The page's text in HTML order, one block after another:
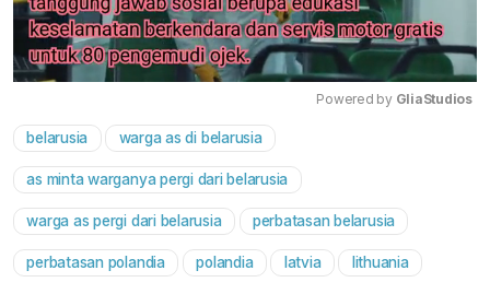
Powered by GliaStudios
belarusia warga as di belarusia
as minta warganya pergi dari belarusia
warga as pergi dari belarusia perbatasan belarusia
perbatasan polandia polandia latvia lithuania